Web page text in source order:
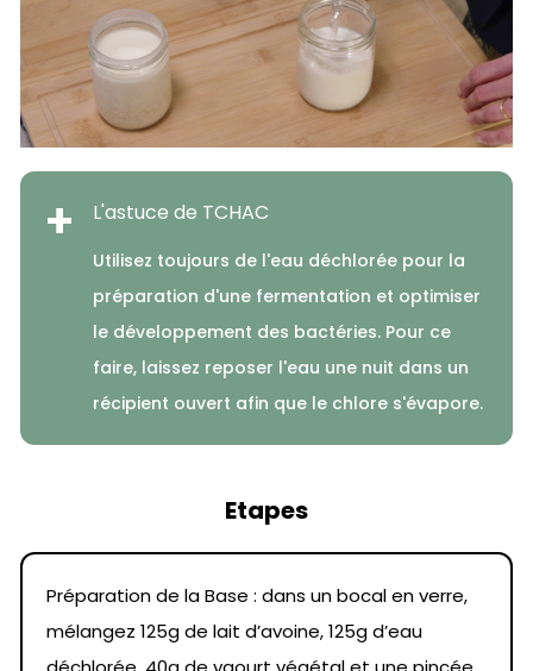
+ L'astuce de TCHAC
Utilisez toujours de l'eau déchlorée pour la
préparation d'une fermentation et optimiser
le développement des bactéries. Pour ce
faire, laissez reposer l'eau une nuit dans un
récipient ouvert afin que le chlore s'évapore.
Etapes
Préparation de la Base : dans un bocal en verre,
mélangez 125g de lait d’avoine, 125g d’eau